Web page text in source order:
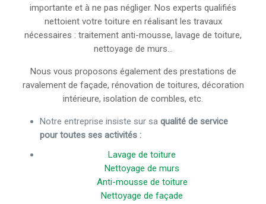
importante et à ne pas négliger. Nos experts qualifiés
nettoient votre toiture en réalisant les travaux
nécessaires : traitement anti-mousse, lavage de toiture,
nettoyage de murs…
Nous vous proposons également des prestations de
ravalement de façade, rénovation de toitures, décoration
intérieure, isolation de combles, etc.
Notre entreprise insiste sur sa qualité de service
pour toutes ses activités :
Lavage de toiture
Nettoyage de murs
Anti-mousse de toiture
Nettoyage de façade